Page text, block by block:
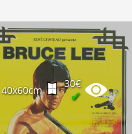
40x60cm
30€
✔